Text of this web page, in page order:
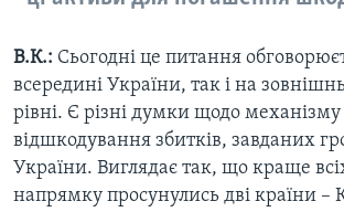
В.К.: Сьогодні це питання
всередині України, так і на
рівні. Є різні думки щодо
відшкодування збитків, завданих
України. Виглядає так, що краще
напрямку просунулись дві країни –